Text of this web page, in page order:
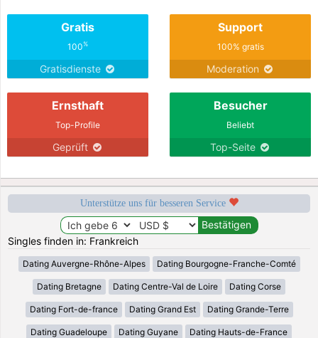
Gratis
100%
Gratisdienste
Support
100% gratis
Moderation
Ernsthaft
Top-Profile
Geprüft
Besucher
Beliebt
Top-Seite
Unterstütze uns für besseren Service
Singles finden in: Frankreich
Dating Auvergne-Rhône-Alpes Dating Bourgogne-Franche-Comté
Dating Bretagne Dating Centre-Val de Loire Dating Corse
Dating Fort-de-france Dating Grand Est Dating Grande-Terre
Dating Guadeloupe Dating Guyane Dating Hauts-de-France